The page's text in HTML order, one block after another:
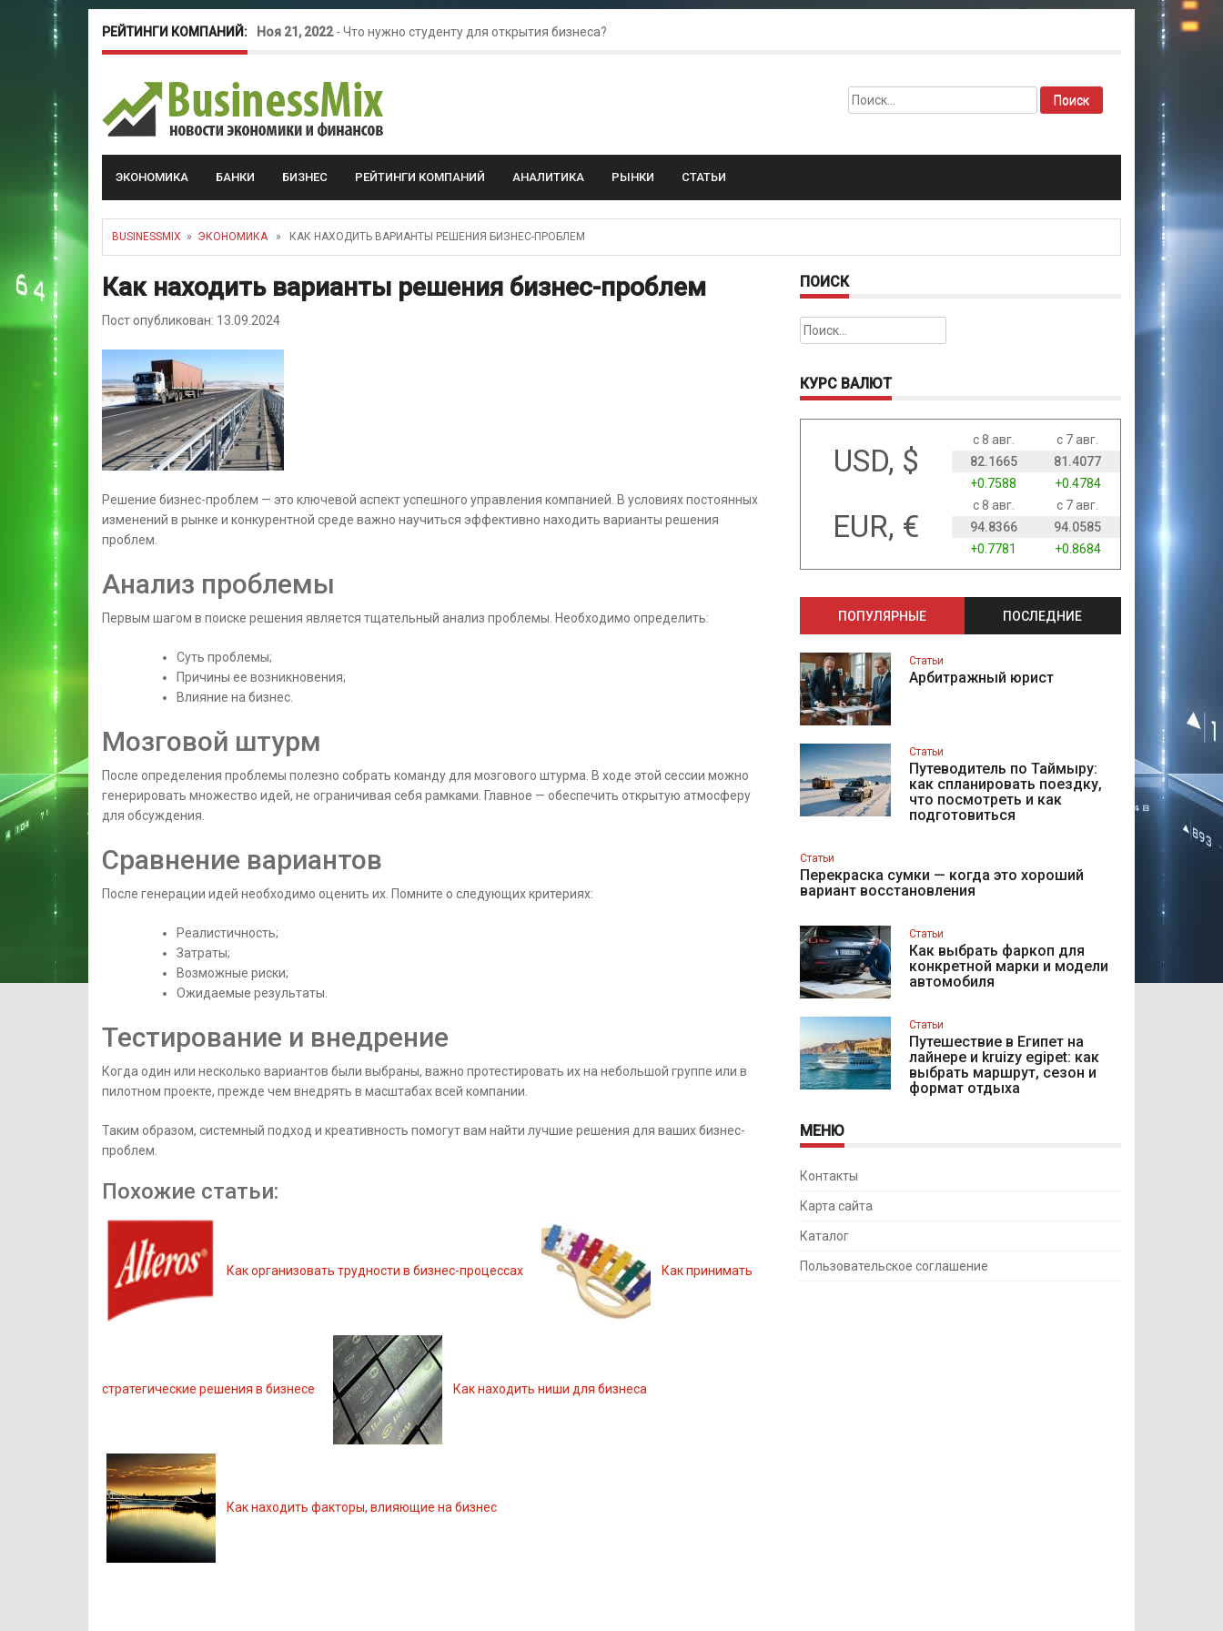
РЕЙТИНГИ КОМПАНИЙ: Ноя 21, 2022- Что нужно студенту для открытия бизнеса?
Май 16, 2022-Курсовые колебания: как защитить свой бизнес?
Найти:
ЭКОНОМИКА БАНКИ БИЗНЕС РЕЙТИНГИ КОМПАНИЙ АНАЛИТИКА РЫНКИ СТАТЬИ
BUSINESSMIX » ЭКОНОМИКА» КАК НАХОДИТЬ ВАРИАНТЫ РЕШЕНИЯ БИЗНЕС-ПРОБЛЕМ
Как находить варианты решения бизнес-проблем
Пост опубликован: 13.09.2024
Решение бизнес-проблем — это ключевой аспект успешного управления компанией. В условиях постоянных
изменений в рынке и конкурентной среде важно научиться эффективно находить варианты решения
проблем.
Анализ проблемы
Первым шагом в поиске решения является тщательный анализ проблемы. Необходимо определить:
Суть проблемы;
Причины ее возникновения;
Влияние на бизнес.
Мозговой штурм
После определения проблемы полезно собрать команду для мозгового штурма. В ходе этой сессии можно
генерировать множество идей, не ограничивая себя рамками. Главное — обеспечить открытую атмосферу
для обсуждения.
Сравнение вариантов
После генерации идей необходимо оценить их. Помните о следующих критериях:
Реалистичность;
Затраты;
Возможные риски;
Ожидаемые результаты.
Тестирование и внедрение
Когда один или несколько вариантов были выбраны, важно протестировать их на небольшой группе или в
пилотном проекте, прежде чем внедрять в масштабах всей компании.
Таким образом, системный подход и креативность помогут вам найти лучшие решения для ваших бизнес-
проблем.
Похожие статьи:
Как организовать трудности в бизнес-процессах Как принимать
стратегические решения в бизнесе Как находить ниши для бизнеса
Как находить факторы, влияющие на бизнес
ПОИСК
Найти:
КУРС ВАЛЮТ
USD, $
с 8 авг.
с 7 авг.
82.1665
81.4077
+0.7588
+0.4784
EUR, €
с 8 авг.
с 7 авг.
94.8366
94.0585
+0.7781
+0.8684
ПОПУЛЯРНЫЕ ПОСЛЕДНИЕ
Статьи
Арбитражный юрист
Статьи
Путеводитель по Таймыру:
как спланировать поездку,
что посмотреть и как
подготовиться
Статьи
Перекраска сумки — когда это хороший
вариант восстановления
Статьи
Как выбрать фаркоп для
конкретной марки и модели
автомобиля
Статьи
Путешествие в Египет на
лайнере и kruizy egipet: как
выбрать маршрут, сезон и
формат отдыха
МЕНЮ
Контакты
Карта сайта
Каталог
Пользовательское соглашение